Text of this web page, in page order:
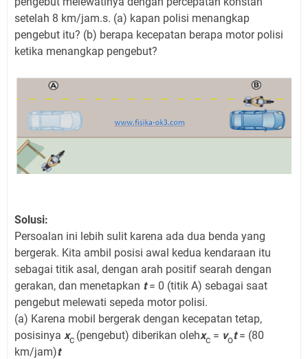
setelah 8 km/jam.s. (a) kapan polisi menangkap
pengebut itu? (b) berapa kecepatan berapa motor polisi
ketika menangkap pengebut?
Solusi:
Persoalan ini lebih sulit karena ada dua benda yang
bergerak. Kita ambil posisi awal kedua kendaraan itu
sebagai titik asal, dengan arah positif searah dengan
gerakan, dan menetapkan t= 0 (titik A) sebagai saat
pengebut melewati sepeda motor polisi.
(a) Karena mobil bergerak dengan kecepatan tetap,
posisinya xc (pengebut) diberikan olehxc = vot= (80
km/jam)t